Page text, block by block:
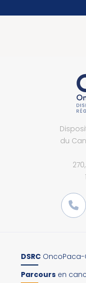
du
DSRC OncoPaca-
Parcours en